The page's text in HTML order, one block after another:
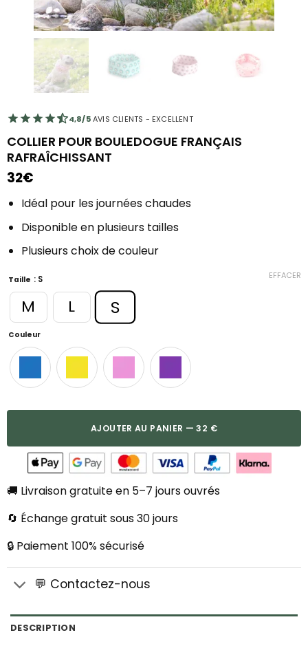
4,8/5AVIS CLIENTS - EXCELLENT
COLLIER POUR BOULEDOGUE FRANÇAIS
RAFRAÎCHISSANT
32€
Idéal pour les journées chaudes
Disponible en plusieurs tailles
Plusieurs choix de couleur
Taille : S
M L S
Couleur
EFFACER
AJOUTER AU PANIER — 32 €
🚚 Livraison gratuite en 5–7 jours ouvrés
🔄 Échange gratuit sous 30 jours
🔒 Paiement 100% sécurisé
💬 Contactez-nous
DESCRIPTION